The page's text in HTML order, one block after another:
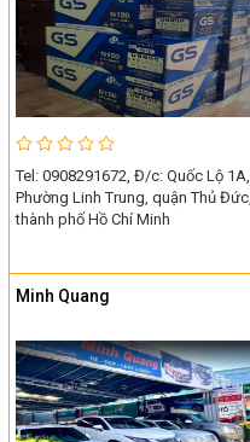
Tel: 0908291672, Đ/c: Quốc Lộ 1A,
Phường Linh Trung, quận Thủ Đức,
thành phố Hồ Chí Minh
Minh Quang